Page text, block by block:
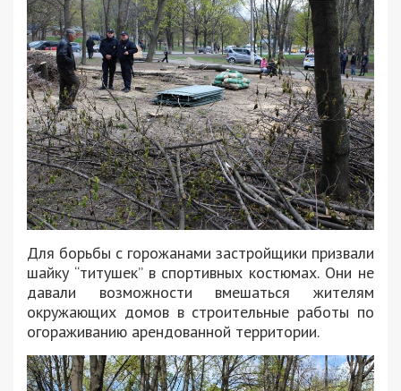
Для борьбы с горожанами застройщики призвали
шайку “титушек” в спортивных костюмах. Они не
давали возможности вмешаться жителям
окружающих домов в строительные работы по
огораживанию арендованной территории.